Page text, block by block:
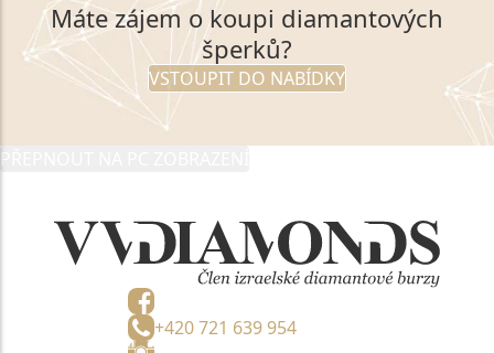
Máte zájem o koupi diamantových
šperků?
VSTOUPIT DO NABÍDKY
+420 721 639 954